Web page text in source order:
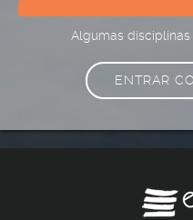
Algumas
ENTRAR